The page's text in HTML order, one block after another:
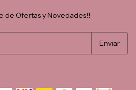
de Ofertas y Novedades!!